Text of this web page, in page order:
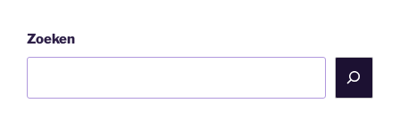
Zoeken